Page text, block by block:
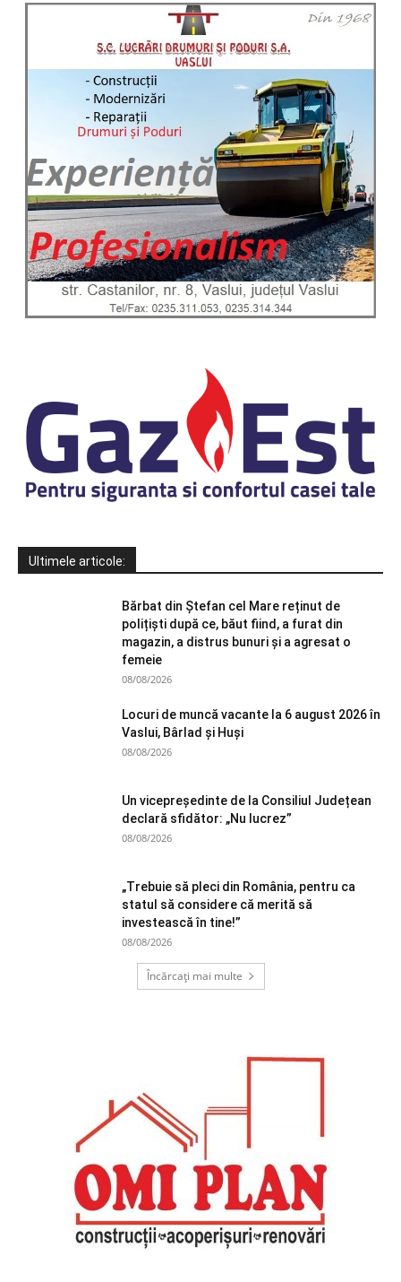
Ultimele articole:
Bărbat din Ștefan cel Mare reținut de
polițiști după ce, băut fiind, a furat din
magazin, a distrus bunuri și a agresat o
femeie
08/08/2026
Locuri de muncă vacante la 6 august 2026 în
Vaslui, Bârlad și Huși
08/08/2026
Un vicepreședinte de la Consiliul Județean
declară sfidător: „Nu lucrez”
08/08/2026
„Trebuie să pleci din România, pentru ca
statul să considere că merită să
investească în tine!”
08/08/2026
Încărcați mai multe